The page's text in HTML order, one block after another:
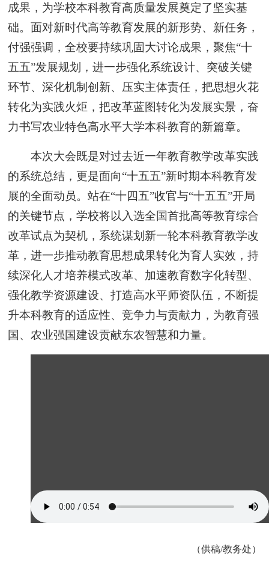
成果，为学校本科教育高质量发展奠定了坚实基
础。面对新时代高等教育发展的新形势、新任务，
付强强调，全校要持续巩固大讨论成果，聚焦“十
五五”发展规划，进一步强化系统设计、突破关键
环节、深化机制创新、压实主体责任，把思想火花
转化为实践火炬，把改革蓝图转化为发展实景，奋
力书写农业特色高水平大学本科教育的新篇章。
本次大会既是对过去近一年教育教学改革实践
的系统总结，更是面向“十五五”新时期本科教育发
展的全面动员。站在“十四五”收官与“十五五”开局
的关键节点，学校将以入选全国首批高等教育综合
改革试点为契机，系统谋划新一轮本科教育教学改
革，进一步推动教育思想成果转化为育人实效，持
续深化人才培养模式改革、加速教育数字化转型、
强化教学资源建设、打造高水平师资队伍，不断提
升本科教育的适应性、竞争力与贡献力，为教育强
国、农业强国建设贡献东农智慧和力量。
（供稿/教务处）